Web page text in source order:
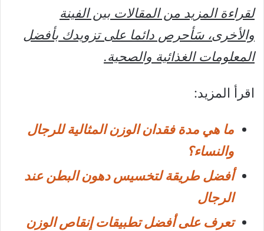
لقراءة المزيد من المقالات بين الفينة
والأخرى، سَأحرص دائما على تزويدك بأفضل
المعلومات الغذائية والصحية.
اقرأ المزيد:
ما هي مدة فقدان الوزن المثالية للرجال
والنساء؟
أفضل طريقة لتخسيس دهون البطن عند
الرجال
تعرف على أفضل تطبيقات إنقاص الوزن